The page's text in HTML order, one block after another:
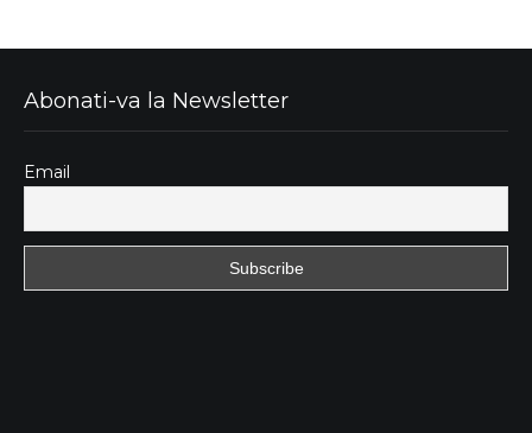
Abonati-va la Newsletter
Email